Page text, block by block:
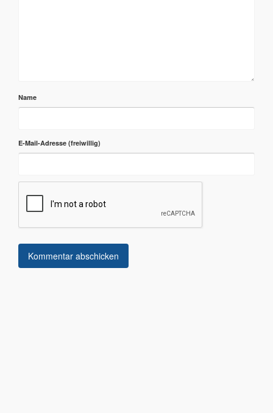
Name
E-Mail-Adresse